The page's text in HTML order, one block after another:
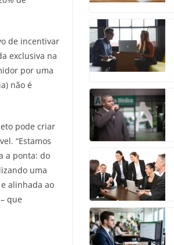
de incentivar
exclusiva na
por uma
não é
pode criar
“Estamos
a ponta: do
uma
alinhada ao
que